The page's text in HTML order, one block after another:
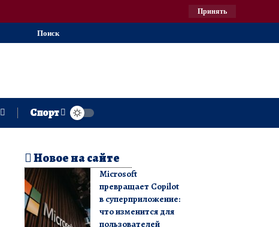
Принять
Поиск
Спорт
Новое на сайте
Microsoft
превращает Copilot
в суперприложение:
что изменится для
пользователей